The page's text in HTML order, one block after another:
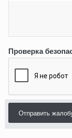
Проверка
Отправить